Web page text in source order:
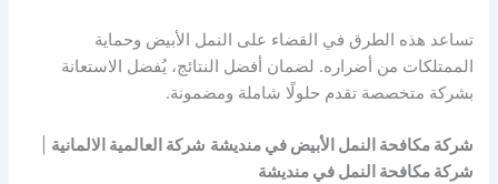
تساعد هذه الطرق في القضاء على النمل الأبيض وحماية
الممتلكات من أضراره. لضمان أفضل النتائج، يُفضل الاستعانة
بشركة متخصصة تقدم حلولًا شاملة ومضمونة.
شركة مكافحة النمل الأبيض في منديشة شركة العالمية الالمانية
شركة مكافحة النمل في منديشة